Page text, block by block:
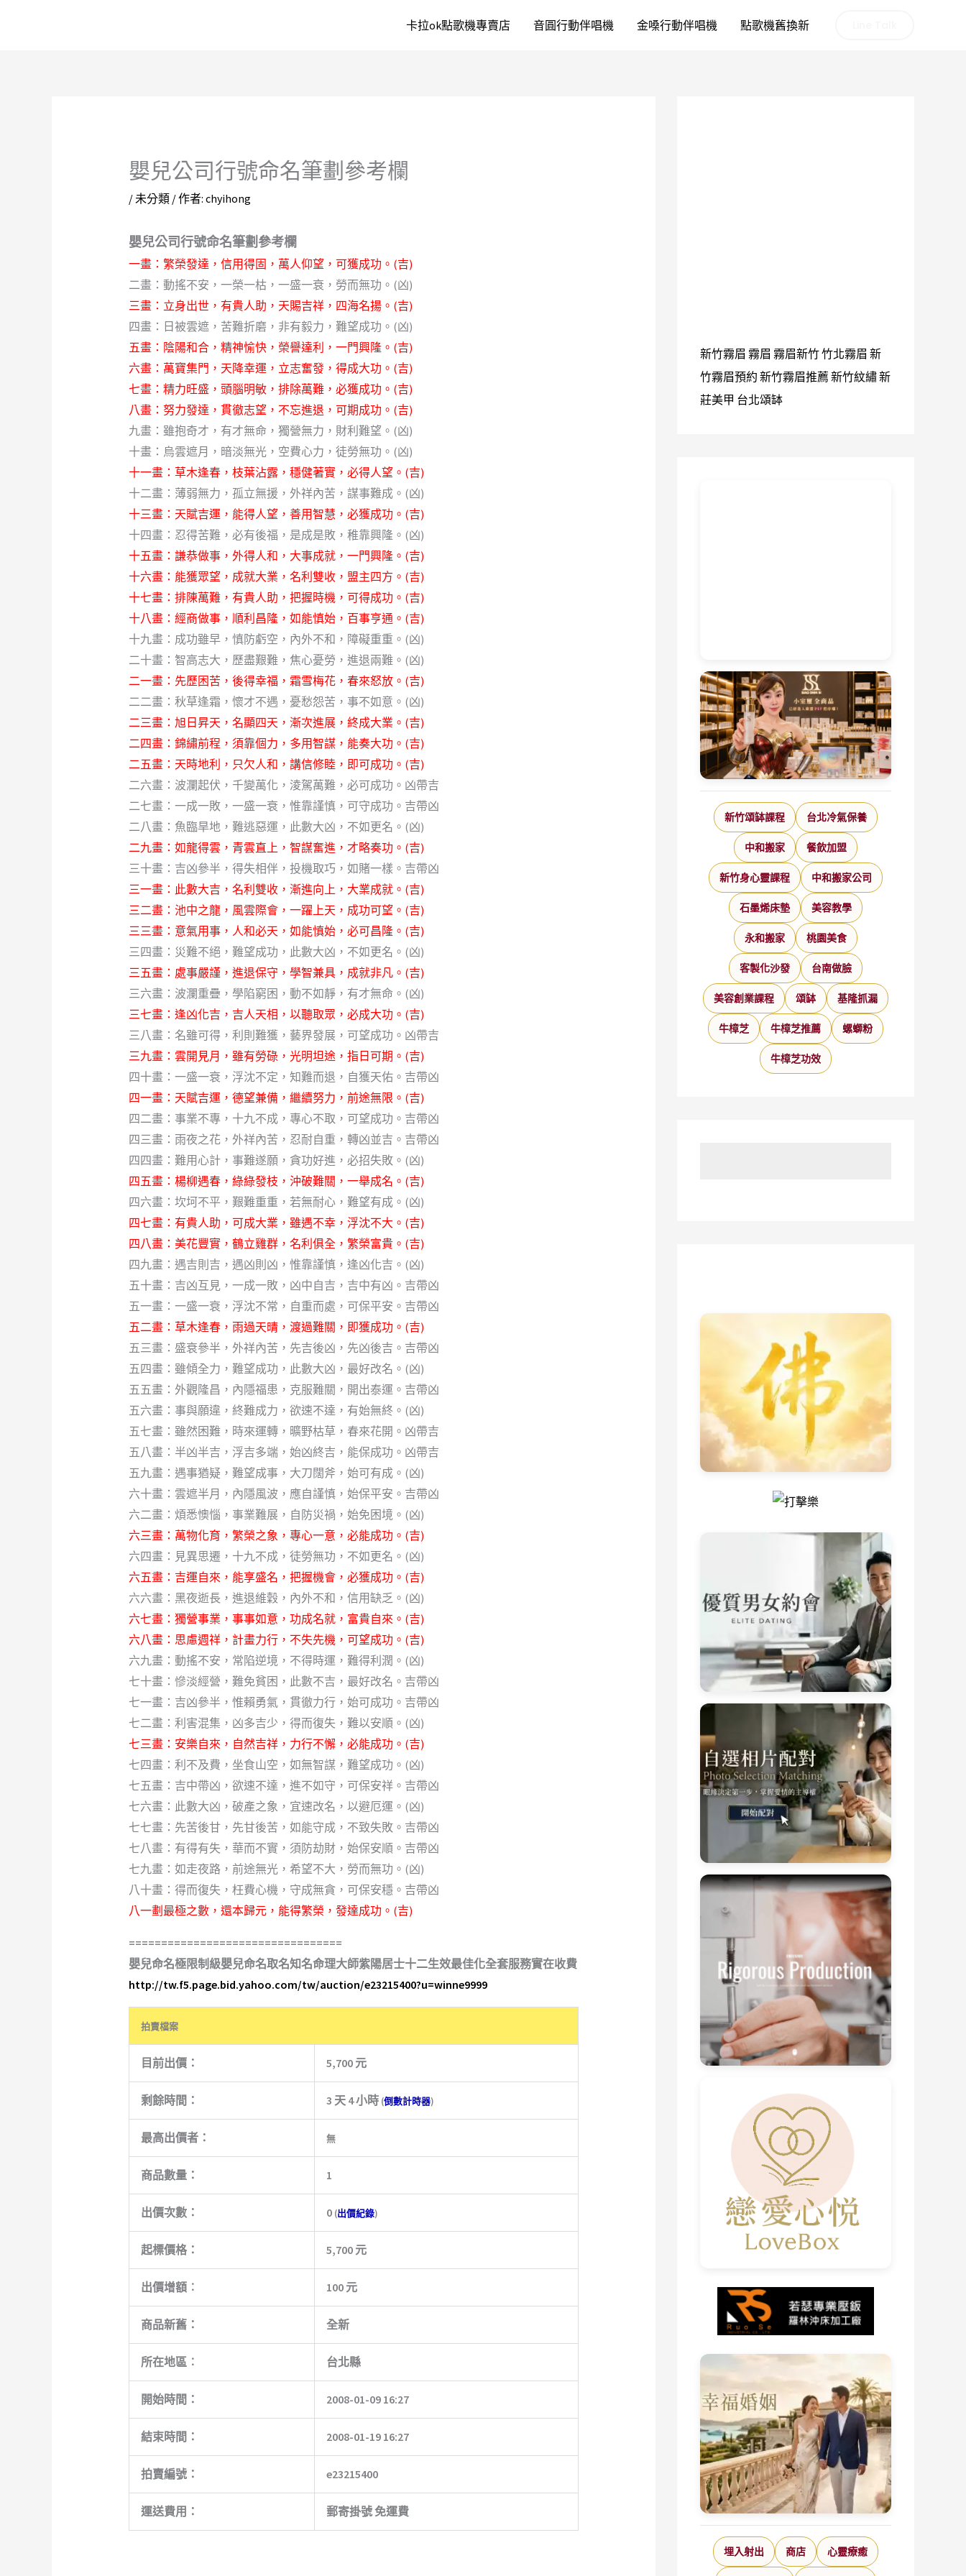
卡拉ok點歌機專賣店 音圓行動伴唱機 金嗓行動伴唱機 點歌機舊換新
嬰兒公司行號命名筆劃參考欄
/未分類/ 作者: chyihong
嬰兒公司行號命名筆劃參考欄
一畫：繁榮發達，信用得固，萬人仰望，可獲成功。(吉)
二畫：動搖不安，一榮一枯，一盛一衰，勞而無功。(凶)
三畫：立身出世，有貴人助，天賜吉祥，四海名揚。(吉)
四畫：日被雲遮，苦難折磨，非有毅力，難望成功。(凶)
五畫：陰陽和合，精神愉快，榮譽達利，一門興隆。(吉)
六畫：萬寶集門，天降幸運，立志奮發，得成大功。(吉)
七畫：精力旺盛，頭腦明敏，排除萬難，必獲成功。(吉)
八畫：努力發達，貫徹志望，不忘進退，可期成功。(吉)
九畫：雖抱奇才，有才無命，獨營無力，財利難望。(凶)
十畫：烏雲遮月，暗淡無光，空費心力，徒勞無功。(凶)
十一畫：草木逢春，枝葉沾露，穩健著實，必得人望。(吉)
十二畫：薄弱無力，孤立無援，外祥內苦，謀事難成。(凶)
十三畫：天賦吉運，能得人望，善用智慧，必獲成功。(吉)
十四畫：忍得苦難，必有後福，是成是敗，稚靠興隆。(凶)
十五畫：謙恭做事，外得人和，大事成就，一門興隆。(吉)
十六畫：能獲眾望，成就大業，名利雙收，盟主四方。(吉)
十七畫：排陳萬難，有貴人助，把握時機，可得成功。(吉)
十八畫：經商做事，順利昌隆，如能慎始，百事亨通。(吉)
十九畫：成功雖早，慎防虧空，內外不和，障礙重重。(凶)
二十畫：智高志大，歷盡艱難，焦心憂勞，進退兩難。(凶)
二一畫：先歷困苦，後得幸福，霜雪梅花，春來怒放。(吉)
二二畫：秋草逢霜，懷才不遇，憂愁怨苦，事不如意。(凶)
二三畫：旭日昇天，名顯四天，漸次進展，終成大業。(吉)
二四畫：錦繡前程，須靠個力，多用智謀，能奏大功。(吉)
二五畫：天時地利，只欠人和，講信修睦，即可成功。(吉)
二六畫：波瀾起伏，千變萬化，淩駕萬難，必可成功。凶帶吉
二七畫：一成一敗，一盛一衰，惟靠謹慎，可守成功。吉帶凶
二八畫：魚臨旱地，難逃惡運，此數大凶，不如更名。(凶)
二九畫：如龍得雲，青雲直上，智謀奮進，才略奏功。(吉)
三十畫：吉凶參半，得失相伴，投機取巧，如賭一樣。吉帶凶
三一畫：此數大吉，名利雙收，漸進向上，大業成就。(吉)
三二畫：池中之龍，風雲際會，一躍上天，成功可望。(吉)
三三畫：意氣用事，人和必天，如能慎始，必可昌隆。(吉)
三四畫：災難不絕，難望成功，此數大凶，不如更名。(凶)
三五畫：處事嚴謹，進退保守，學智兼具，成就非凡。(吉)
三六畫：波瀾重疊，學陷窮困，動不如靜，有才無命。(凶)
三七畫：逢凶化吉，吉人天相，以聽取眾，必成大功。(吉)
三八畫：名雖可得，利則難獲，藝界發展，可望成功。凶帶吉
三九畫：雲開見月，雖有勞碌，光明坦途，指日可期。(吉)
四十畫：一盛一衰，浮沈不定，知難而退，自獲天佑。吉帶凶
四一畫：天賦吉運，德望兼備，繼續努力，前途無限。(吉)
四二畫：事業不專，十九不成，專心不取，可望成功。吉帶凶
四三畫：雨夜之花，外祥內苦，忍耐自重，轉凶並吉。吉帶凶
四四畫：難用心計，事難遂願，貪功好進，必招失敗。(凶)
四五畫：楊柳遇春，綠綠發枝，沖破難關，一舉成名。(吉)
四六畫：坎坷不平，艱難重重，若無耐心，難望有成。(凶)
四七畫：有貴人助，可成大業，雖遇不幸，浮沈不大。(吉)
四八畫：美花豐實，鶴立雞群，名利俱全，繁榮富貴。(吉)
四九畫：遇吉則吉，遇凶則凶，惟靠謹慎，逢凶化吉。(凶)
五十畫：吉凶互見，一成一敗，凶中自吉，吉中有凶。吉帶凶
五一畫：一盛一衰，浮沈不常，自重而處，可保平安。吉帶凶
五二畫：草木逢春，雨過天晴，渡過難關，即獲成功。(吉)
五三畫：盛衰參半，外祥內苦，先吉後凶，先凶後吉。吉帶凶
五四畫：雖傾全力，難望成功，此數大凶，最好改名。(凶)
五五畫：外觀隆昌，內隱福患，克服難關，開出泰運。吉帶凶
五六畫：事與願違，終難成力，欲速不達，有始無終。(凶)
五七畫：雖然困難，時來運轉，曠野枯草，春來花開。凶帶吉
五八畫：半凶半吉，浮吉多端，始凶終吉，能保成功。凶帶吉
五九畫：遇事猶疑，難望成事，大刀闊斧，始可有成。(凶)
六十畫：雲遮半月，內隱風波，應自謹慎，始保平安。吉帶凶
六二畫：煩悉懊惱，事業難展，自防災禍，始免困境。(凶)
六三畫：萬物化育，繁榮之象，專心一意，必能成功。(吉)
六四畫：見異思遷，十九不成，徒勞無功，不如更名。(凶)
六五畫：吉運自來，能享盛名，把握機會，必獲成功。(吉)
六六畫：黑夜逝長，進退維穀，內外不和，信用缺乏。(凶)
六七畫：獨營事業，事事如意，功成名就，富貴自來。(吉)
六八畫：思慮週祥，計畫力行，不失先機，可望成功。(吉)
六九畫：動搖不安，常陷逆境，不得時運，難得利潤。(凶)
七十畫：慘淡經營，難免貧困，此數不吉，最好改名。吉帶凶
七一畫：吉凶參半，惟賴勇氣，貫徹力行，始可成功。吉帶凶
七二畫：利害混集，凶多吉少，得而復失，難以安順。(凶)
七三畫：安樂自來，自然吉祥，力行不懈，必能成功。(吉)
七四畫：利不及費，坐食山空，如無智謀，難望成功。(凶)
七五畫：吉中帶凶，欲速不達，進不如守，可保安祥。吉帶凶
七六畫：此數大凶，破產之象，宜速改名，以避厄運。(凶)
七七畫：先苦後甘，先甘後苦，如能守成，不致失敗。吉帶凶
七八畫：有得有失，華而不實，須防劫財，始保安順。吉帶凶
七九畫：如走夜路，前途無光，希望不大，勞而無功。(凶)
八十畫：得而復失，枉費心機，守成無貪，可保安穩。吉帶凶
八一劃最極之數，還本歸元，能得繁榮，發達成功。(吉)
=================================
嬰兒命名極限制級嬰兒命名取名知名命理大師紫陽居士十二生效最佳化全套服務實在收費
http://tw.f5.page.bid.yahoo.com/tw/auction/e23215400?u=winne9999
拍賣檔案
目前出價： 5,700 元
剩餘時間： 3 天 4 小時 (倒數計時器)
最高出價者： 無
商品數量： 1
出價次數： 0 (出價紀錄)
起標價格： 5,700 元
出價增額︰ 100 元
商品新舊： 全新
所在地區︰ 台北縣
開始時間： 2008-01-09 16:27
結束時間： 2008-01-19 16:27
拍賣編號： e23215400
運送費用： 郵寄掛號 免運費
新竹霧眉 霧眉 霧眉新竹竹北霧眉 新
竹霧眉預約 新竹霧眉推薦 新竹紋繡新
莊美甲 台北頌缽
新竹頌缽課程 台北冷氣保養
中和搬家 餐飲加盟
新竹身心靈課程 中和搬家公司
石墨烯床墊 美容教學
永和搬家 桃園美食
客製化沙發 台南做臉
美容創業課程 頌缽 基隆抓漏
牛樟芝 牛樟芝推薦 螺螄粉
牛樟芝功效
埋入射出 商店 心靈療癒